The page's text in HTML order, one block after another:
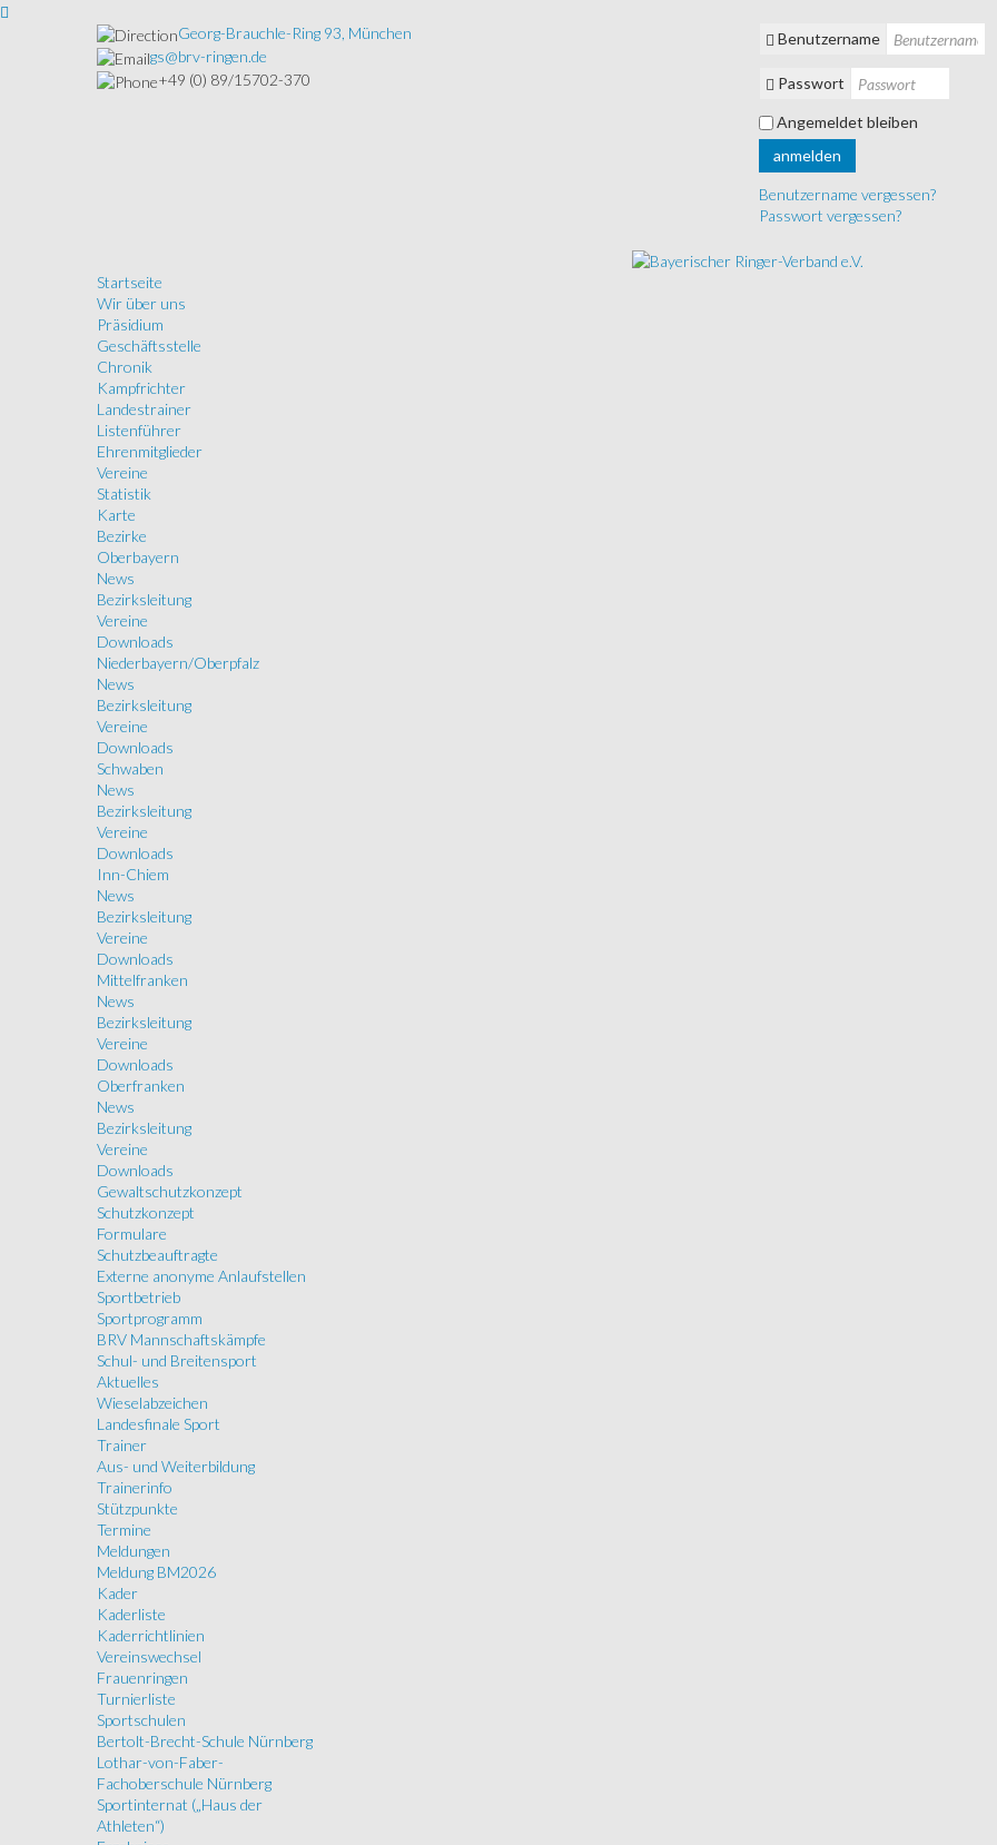
Georg-Brauchle-Ring 93, München
gs@brv-ringen.de
+49 (0) 89/15702-370
Benutzername
Passwort
Angemeldet bleiben
anmelden
Benutzername vergessen?
Passwort vergessen?
Startseite
Wir über uns
Präsidium
Geschäftsstelle
Chronik
Kampfrichter
Landestrainer
Listenführer
Ehrenmitglieder
Vereine
Statistik
Karte
Bezirke
Oberbayern
News
Bezirksleitung
Vereine
Downloads
Niederbayern/Oberpfalz
News
Bezirksleitung
Vereine
Downloads
Schwaben
News
Bezirksleitung
Vereine
Downloads
Inn-Chiem
News
Bezirksleitung
Vereine
Downloads
Mittelfranken
News
Bezirksleitung
Vereine
Downloads
Oberfranken
News
Bezirksleitung
Vereine
Downloads
Gewaltschutzkonzept
Schutzkonzept
Formulare
Schutzbeauftragte
Externe anonyme Anlaufstellen
Sportbetrieb
Sportprogramm
BRV Mannschaftskämpfe
Schul- und Breitensport
Aktuelles
Wieselabzeichen
Landesfinale Sport
Trainer
Aus- und Weiterbildung
Trainerinfo
Stützpunkte
Termine
Meldungen
Meldung BM2026
Kader
Kaderliste
Kaderrichtlinien
Vereinswechsel
Frauenringen
Turnierliste
Sportschulen
Bertolt-Brecht-Schule Nürnberg
Lothar-von-Faber-
Fachoberschule Nürnberg
Sportinternat („Haus der
Athleten“)